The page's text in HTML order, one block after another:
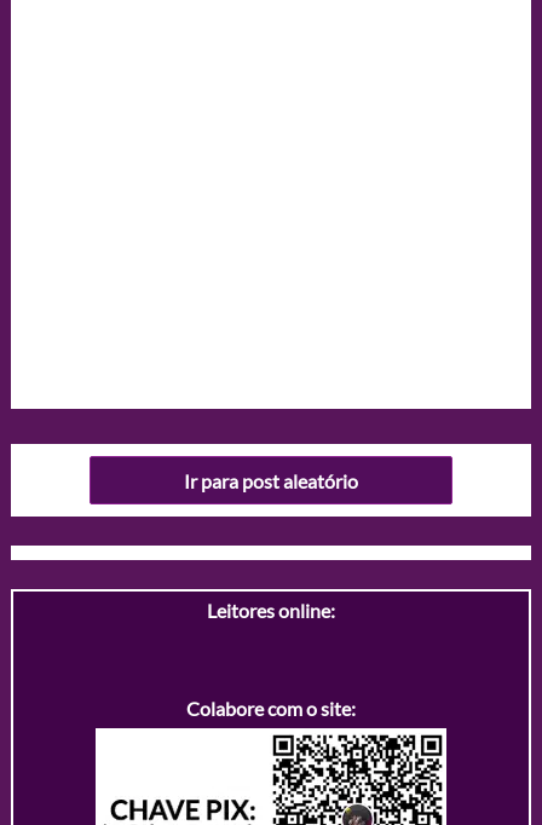
Ir para post aleatório
Leitores online:
Colabore com o site: